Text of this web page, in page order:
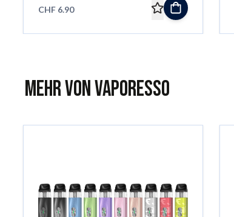
CHF 6.90
Mehr von Vaporesso